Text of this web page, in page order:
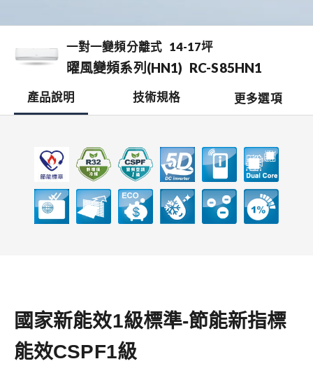
一對一變頻分離式 14-17坪
曜風變頻系列(HN1) RC-S85HN1
產品說明 技術規格 更多選項
國家新能效1級標準-節能新指標
能效CSPF1級